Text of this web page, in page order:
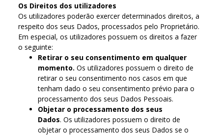
Os Direitos dos utilizadores
Os utilizadores poderão exercer determinados direitos, a
respeito dos seus Dados, processados pelo Proprietário.
Em especial, os utilizadores possuem os direitos a fazer
o seguinte:
Retirar o seu consentimento em qualquer
momento. Os utilizadores possuem o direito de
retirar o seu consentimento nos casos em que
tenham dado o seu consentimento prévio para o
processamento dos seus Dados Pessoais.
Objetar o processamento dos seus
Dados. Os utilizadores possuem o direito de
objetar o processamento dos seus Dados se o